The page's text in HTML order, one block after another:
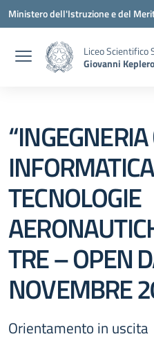
Vai ai contenuti
Vai al menu di navigazione
Vai al footer
Ministero dell'Istruzione e del
Liceo Scientifico
Giovanni Keplero
TECNOLOGIE
TRE – OPEN
NOVEMBRE
Orientamento in uscita